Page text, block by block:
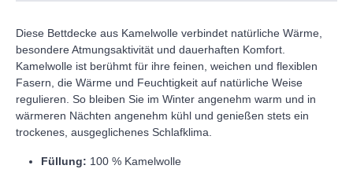
Diese Bettdecke aus Kamelwolle verbindet natürliche Wärme,
besondere Atmungsaktivität und dauerhaften Komfort.
Kamelwolle ist berühmt für ihre feinen, weichen und flexiblen
Fasern, die Wärme und Feuchtigkeit auf natürliche Weise
regulieren. So bleiben Sie im Winter angenehm warm und in
wärmeren Nächten angenehm kühl und genießen stets ein
trockenes, ausgeglichenes Schlafklima.
Füllung: 100 % Kamelwolle